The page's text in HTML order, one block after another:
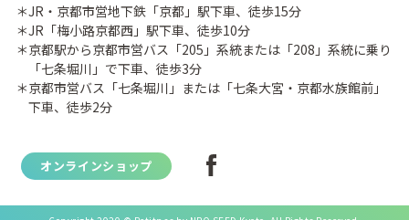
＊JR・京都市営地下鉄「京都」駅下車、徒歩15分
＊JR「梅小路京都西」駅下車、徒歩10分
＊京都駅から京都市営バス「205」系統または「208」系統に乗り
「七条堀川」で下車、徒歩3分
＊京都市営バス「七条堀川」または「七条大宮・京都水族館前」
下車、徒歩2分
オンラインショップ